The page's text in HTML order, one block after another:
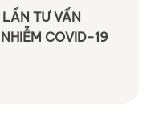
TƯ VẤN
COVID-19